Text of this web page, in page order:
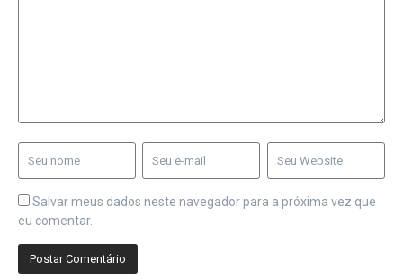
Salvar meus dados neste navegador para a próxima vez que
eu comentar.